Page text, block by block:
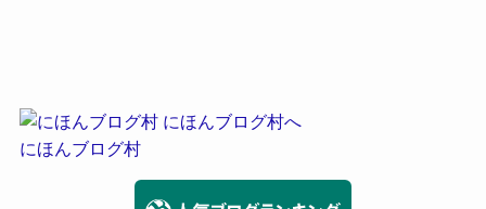
にほんブログ村